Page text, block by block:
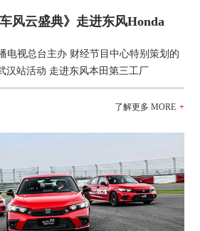
风云盛典》走进东风Honda
电视总台主办 财经节目中心特别策划的
汉站活动 走进东风本田第三工厂